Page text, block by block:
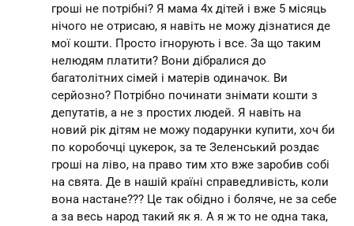
гроші не потрібні? Я мама 4х дітей і вже 5 місяць
нічого не отрисаю, я навіть не можу дізнатися де
мої кошти. Просто ігнорують і все. За що таким
нелюдям платити? Вони дібралися до
багатолітних сімей і матерів одиначок. Ви
серйозно? Потрібно починати знімати кошти з
депутатів, а не з простих людей. Я навіть на
новий рік дітям не можу подарунки купити, хоч би
по коробочці цукерок, за те Зеленський роздає
гроші на ліво, на право тим хто вже заробив собі
на свята. Де в нашій країні справедливість, коли
вона настане??? Це так обідно і боляче, не за себе
а за весь народ такий як я. А я ж то не одна така,